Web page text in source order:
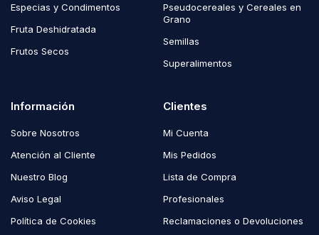
Especias y Condimentos
Fruta Deshidratada
Frutos Secos
Pseudocereales y Cereales en
Grano
Semillas
Superalimentos
Información
Sobre Nosotros
Atención al Cliente
Nuestro Blog
Aviso Legal
Política de Cookies
Clientes
Mi Cuenta
Mis Pedidos
Lista de Compra
Profesionales
Reclamaciones o Devoluciones